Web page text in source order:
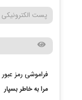
فراموشی رمز عبور
مرا به خاطر بسپار